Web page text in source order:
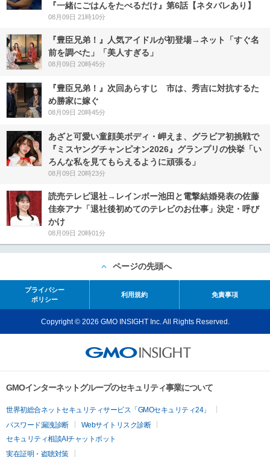
『一緒にごはんをたべるだけ』第6話【ネタバレあり】
08月09日 21時10分
『豊臣兄弟！』人気アイドルが初登場→ネット「すぐ名
前を調べた」「美人すぎる」
08月09日 20時45分
『豊臣兄弟！』次回あらすじ 市は、秀吉に対抗するた
め勝家に嫁ぐ
08月09日 20時45分
あざと可愛い童顔美ボディ・岬えま、グラビア初挑戦で
『ミスヤングチャンピオン2026』グランプリの快挙「い
ろんな私を見てもらえるように頑張る」
08月09日 20時23分
読売テレビ退社→レインボー池田と電撃結婚発表の佐藤
佳奈アナ「退社後初めてのテレビのお仕事」決定・呼び
かけ
08月09日 20時01分
ページの先頭へ
プライバシー
ポリシー
利用規約 免責事項
Copyright © 2026 GMO INSIGHT Inc. All Rights Reserved.
GMOインターネットグループのセキュリティ事業について
世界初総合ネットセキュリティサービス「GMOセキュリティ24」
パスワード漏洩診断
Webサイトリスク診断
セキュリティ相談AIチャットボット
実在証明・盗聴対策